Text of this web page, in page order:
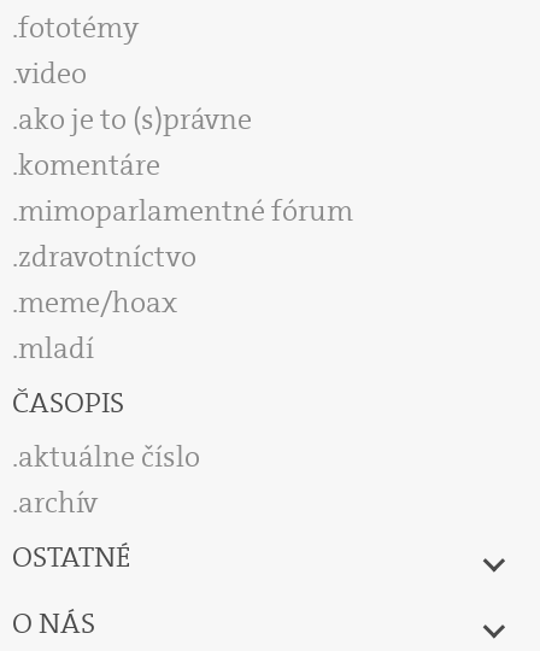
fototémy
video
ako je to (s)právne
komentáre
mimoparlamentné fórum
zdravotníctvo
meme/hoax
mladí
ČASOPIS
aktuálne číslo
archív
OSTATNÉ
O NÁS